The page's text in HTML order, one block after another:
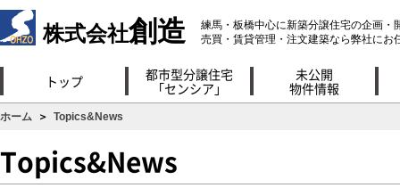
株式会社創造
練馬・板橋中心に新築分譲住宅の企画・
売買・賃貸管理・注文建築なら弊社にお
トップ
都市型分譲住宅
「センシア」
未公開
物件情報
ホーム ＞ Topics&News
Topics&News